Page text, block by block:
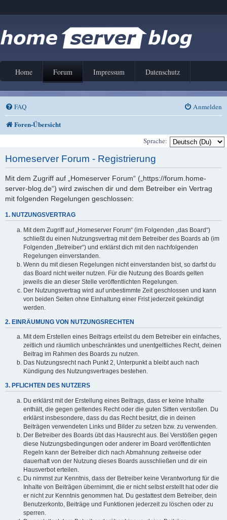
Home Forum Impressum Datenschutz
FAQ Anmelden
Foren-Übersicht
Sprache:
Homeserver Forum - Registrierung
Mit dem Zugriff auf „Homeserver Forum“ („https://forum.home-
server-blog.de“) wird zwischen dir und dem Betreiber ein Vertrag
mit folgenden Regelungen geschlossen:
1. NUTZUNGSVERTRAG
Mit dem Zugriff auf „Homeserver Forum“ (im Folgenden „das Board“)
schließt du einen Nutzungsvertrag mit dem Betreiber des Boards ab (im
Folgenden „Betreiber“) und erklärst dich mit den nachfolgenden
Regelungen einverstanden.
Wenn du mit diesen Regelungen nicht einverstanden bist, so darfst du
das Board nicht weiter nutzen. Für die Nutzung des Boards gelten
jeweils die an dieser Stelle veröffentlichten Regelungen.
Der Nutzungsvertrag wird auf unbestimmte Zeit geschlossen und kann
von beiden Seiten ohne Einhaltung einer Frist jederzeit gekündigt
werden.
2. EINRÄUMUNG VON NUTZUNGSRECHTEN
Mit dem Erstellen eines Beitrags erteilst du dem Betreiber ein einfaches,
zeitlich und räumlich unbeschränktes und unentgeltliches Recht, deinen
Beitrag im Rahmen des Boards zu nutzen.
Das Nutzungsrecht nach Punkt 2, Unterpunkt a bleibt auch nach
Kündigung des Nutzungsvertrages bestehen.
3. PFLICHTEN DES NUTZERS
Du erklärst mit der Erstellung eines Beitrags, dass er keine Inhalte
enthält, die gegen geltendes Recht oder die guten Sitten verstoßen. Du
erklärst insbesondere, dass du das Recht besitzt, die in deinen
Beiträgen verwendeten Links und Bilder zu setzen bzw. zu verwenden.
Der Betreiber des Boards übt das Hausrecht aus. Bei Verstößen gegen
diese Nutzungsbedingungen oder anderer im Board veröffentlichten
Regeln kann der Betreiber dich nach Abmahnung zeitweise oder
dauerhaft von der Nutzung dieses Boards ausschließen und dir ein
Hausverbot erteilen.
Du nimmst zur Kenntnis, dass der Betreiber keine Verantwortung für die
Inhalte von Beiträgen übernimmt, die er nicht selbst erstellt hat oder die
er nicht zur Kenntnis genommen hat. Du gestattest dem Betreiber, dein
Benutzerkonto, Beiträge und Funktionen jederzeit zu löschen oder zu
sperren.